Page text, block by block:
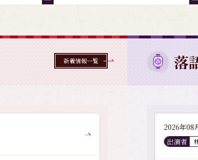
新着情報一覧 落
2026年08
出演者